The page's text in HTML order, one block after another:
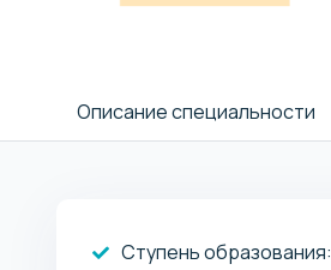
Описание специальности
Ступень образования: